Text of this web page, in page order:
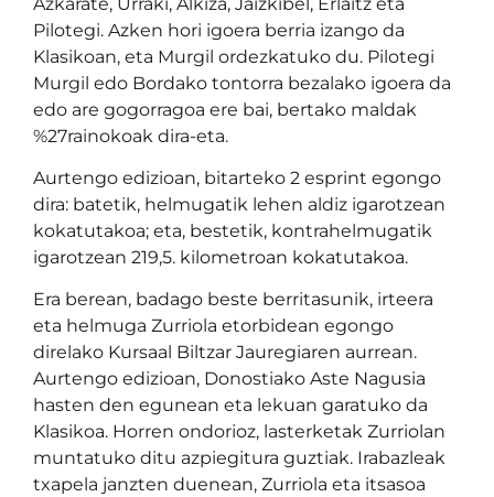
Pilotegi. Azken hori igoera berria izango da
Klasikoan, eta Murgil ordezkatuko du. Pilotegi
Murgil edo Bordako tontorra bezalako igoera da
edo are gogorragoa ere bai, bertako maldak
%27rainokoak dira-eta.
Aurtengo edizioan, bitarteko 2 esprint egongo
dira: batetik, helmugatik lehen aldiz igarotzean
kokatutakoa; eta, bestetik, kontrahelmugatik
igarotzean 219,5. kilometroan kokatutakoa.
Era berean, badago beste berritasunik, irteera
eta helmuga Zurriola etorbidean egongo
direlako Kursaal Biltzar Jauregiaren aurrean.
Aurtengo edizioan, Donostiako Aste Nagusia
hasten den egunean eta lekuan garatuko da
Klasikoa. Horren ondorioz, lasterketak Zurriolan
muntatuko ditu azpiegitura guztiak. Irabazleak
txapela janzten duenean, Zurriola eta itsasoa